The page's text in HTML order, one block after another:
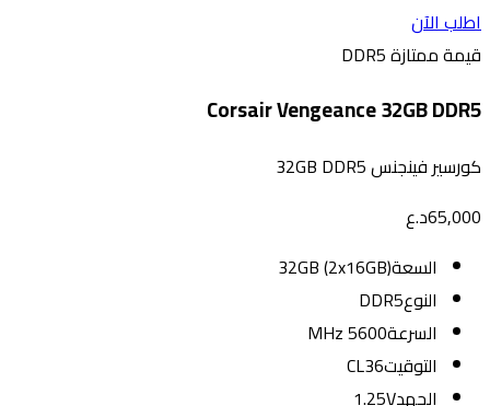
اطلب الآن
قيمة ممتازة DDR5
Corsair Vengeance 32GB DDR5
كورسير فينجنس 32GB DDR5
65,000د.ع
السعة32GB (2x16GB)
النوعDDR5
السرعة5600 MHz
التوقيتCL36
الجهد1.25V